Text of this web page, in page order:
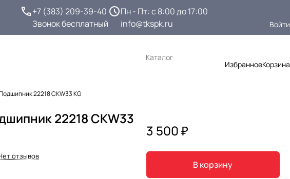
+7 (383) 209-39-40
Звонок бесплатный
Пн - Пт: с 8:00 до 17:00
info@tkspk.ru
Войти
Каталог
ИзбранноеКорзина
22218 CKW33 KG
22218 CKW33
отзывов
3 500 ₽
В корзину